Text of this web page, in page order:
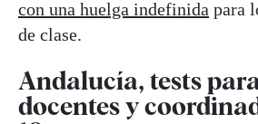
con una huelga indefinida para
de clase.
Andalucía, tests
docentes y